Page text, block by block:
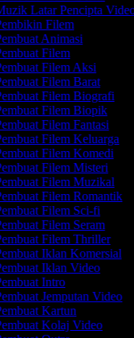
Latar Pencipta Video
Filem
Animasi
Filem
Filem Aksi
Filem Barat
Filem Biografi
Filem Biopik
Filem Fantasi
Filem Keluarga
Filem Komedi
Filem Misteri
Filem Muzikal
Filem Romantik
Filem Sci-fi
Filem Seram
Filem Thriller
Iklan Komersial
Iklan Video
Intro
Jemputan Video
Kartun
Kolaj Video